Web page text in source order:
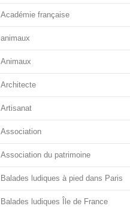
Académie française
animaux
Animaux
Architecte
Artisanat
Association
Association du patrimoine
Balades ludiques à pied dans Paris
Balades ludiques Île de France